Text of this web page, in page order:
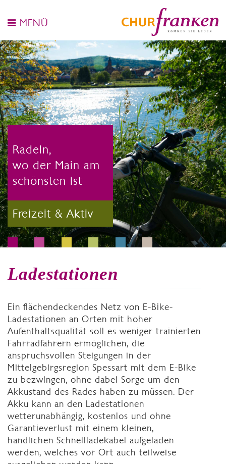
MENÜ
Radeln,
wo der Main am
schönsten ist
Freizeit & Aktiv
Ladestationen
Ein flächendeckendes Netz von E-Bike-
Ladestationen an Orten mit hoher
Aufenthaltsqualität soll es weniger trainierten
Fahrradfahrern ermöglichen, die
anspruchsvollen Steigungen in der
Mittelgebirgsregion Spessart mit dem E-Bike
zu bezwingen, ohne dabei Sorge um den
Akkustand des Rades haben zu müssen. Der
Akku kann an den Ladestationen
wetterunabhängig, kostenlos und ohne
Garantieverlust mit einem kleinen,
handlichen Schnellladekabel aufgeladen
werden, welches vor Ort auch teilweise